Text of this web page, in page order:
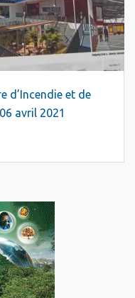
d’Incendie et de
avril 2021